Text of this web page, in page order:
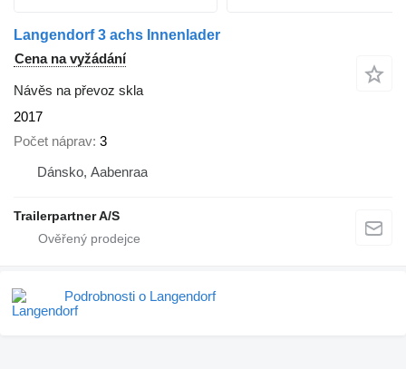
Langendorf 3 achs Innenlader
Cena na vyžádání
Návěs na převoz skla
2017
Počet náprav 3
Dánsko, Aabenraa
Trailerpartner A/S
Podrobnosti o Langendorf